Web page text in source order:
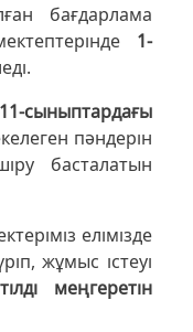
бағдарлама
1-
сыныптардағы
пәндерін
басталатын
елімізде
жұмыс істеуі
меңгеретін